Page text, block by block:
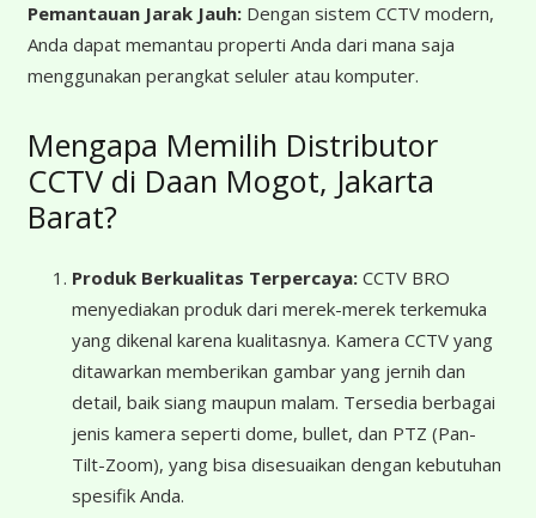
Pemantauan Jarak Jauh:Dengan sistem CCTV modern,
Anda dapat memantau properti Anda dari mana saja
menggunakan perangkat seluler atau komputer.
Mengapa Memilih Distributor
CCTV di Daan Mogot, Jakarta
Barat?
Produk Berkualitas Terpercaya: CCTV BRO
menyediakan produk dari merek-merek terkemuka
yang dikenal karena kualitasnya. Kamera CCTV yang
ditawarkan memberikan gambar yang jernih dan
detail, baik siang maupun malam. Tersedia berbagai
jenis kamera seperti dome, bullet, dan PTZ (Pan-
Tilt-Zoom), yang bisa disesuaikan dengan kebutuhan
spesifik Anda.